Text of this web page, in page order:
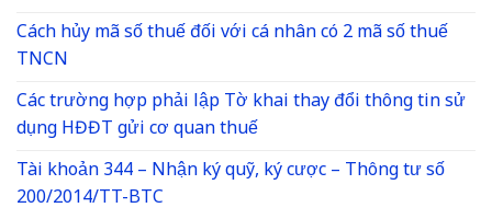
Cách hủy mã số thuế đối với cá nhân có 2 mã số thuế
TNCN
Các trường hợp phải lập Tờ khai thay đổi thông tin sử
dụng HĐĐT gửi cơ quan thuế
Tài khoản 344 – Nhận ký quỹ, ký cược – Thông tư số
200/2014/TT-BTC